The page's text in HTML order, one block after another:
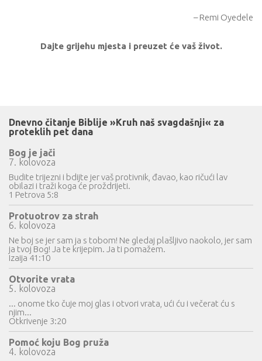
– Remi Oyedele
Dajte grijehu mjesta i preuzet će vaš život.
Dnevno čitanje Biblije »Kruh naš svagdašnji« za
proteklih pet dana
Bog je jači
7. kolovoza
Budite trijezni i bdijte jer vaš protivnik, đavao, kao ričući lav
obilazi i traži koga će proždrijeti.
1 Petrova 5:8
Protuotrov za strah
6. kolovoza
Ne boj se jer sam ja s tobom! Ne gledaj plašljivo naokolo, jer sam
ja tvoj Bog! Ja te krijepim. Ja ti pomažem.
Izaija 41:10
Otvorite vrata
5. kolovoza
... onome tko čuje moj glas i otvori vrata, ući ću i večerat ću s
njim...
Otkrivenje 3:20
Pomoć koju Bog pruža
4. kolovoza